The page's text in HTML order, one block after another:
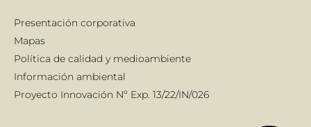
Presentación corporativa
Mapas
Política de calidad y medioambiente
Información ambiental
Proyecto Innovación Nº Exp. 13/22/IN/026